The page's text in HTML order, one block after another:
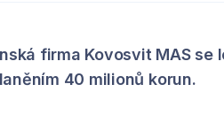
firma Kovosvit MAS
40 milionů korun.